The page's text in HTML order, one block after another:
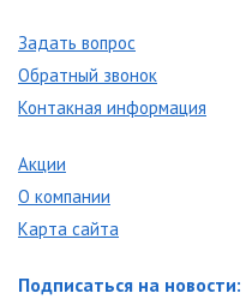
Задать вопрос
Обратный звонок
Контакная информация
Акции
О компании
Карта сайта
Подписаться на новости: